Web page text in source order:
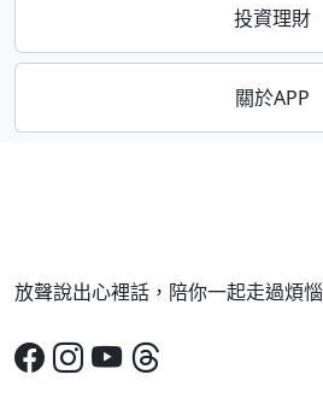
投資理財
關於APP
放聲說出心裡話，陪你一起走過煩惱